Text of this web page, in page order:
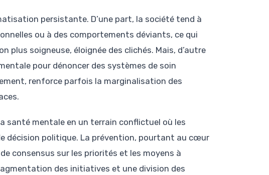
persistante. D’une part, la société tend à
ou à des comportements déviants, ce qui
soigneuse, éloignée des clichés. Mais, d’autre
pour dénoncer des systèmes de soin
renforce parfois la marginalisation des
santé mentale en un terrain conflictuel où les
décision politique. La prévention, pourtant au cœur
consensus sur les priorités et les moyens à
des initiatives et une division des